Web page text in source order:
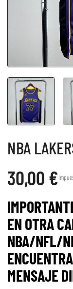
NBA
30,00 €
EN OTRA
NBA/NFL/
MENSAJE